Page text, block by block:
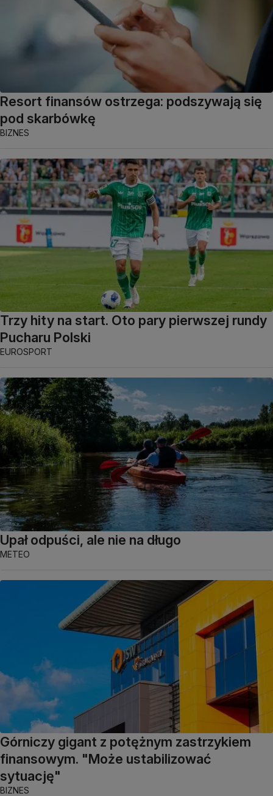
Resort finansów ostrzega: podszywają się
pod skarbówkę
BIZNES
Trzy hity na start. Oto pary pierwszej rundy
Pucharu Polski
EUROSPORT
Upał odpuści, ale nie na długo
METEO
Górniczy gigant z potężnym zastrzykiem
finansowym. "Może ustabilizować
sytuację"
BIZNES